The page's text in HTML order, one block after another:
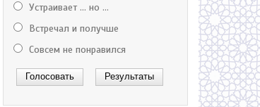
Устраивает ... но ...
Встречал и получше
Совсем не понравился